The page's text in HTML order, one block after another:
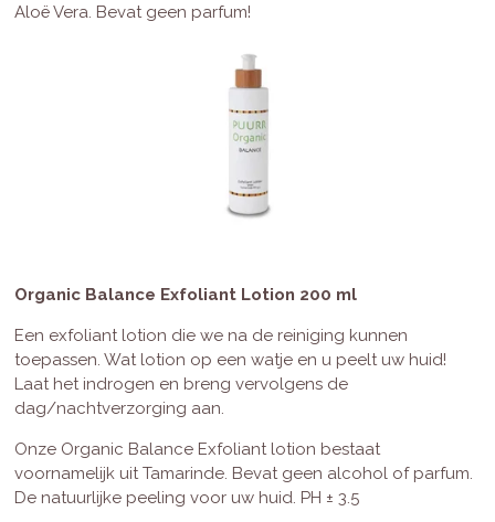
Aloë Vera. Bevat geen parfum!
Organic Balance Exfoliant Lotion 200 ml
Een exfoliant lotion die we na de reiniging kunnen
toepassen. Wat lotion op een watje en u peelt uw huid!
Laat het indrogen en breng vervolgens de
dag/nachtverzorging aan.
Onze Organic Balance Exfoliant lotion bestaat
voornamelijk uit Tamarinde. Bevat geen alcohol of parfum.
De natuurlijke peeling voor uw huid. PH ± 3.5